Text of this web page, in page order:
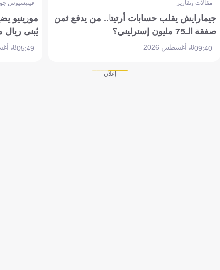
مقالات وتقارير
جيمارايش يقلب حسابات أرتيتا.. من يدفع ثمن
صفقة الـ75 مليون إسترليني؟
09:408 أغسطس 2026
فينيسيوس
مورينيو
يُبنى ريال
05:498 أغسطس 2026
إعلان